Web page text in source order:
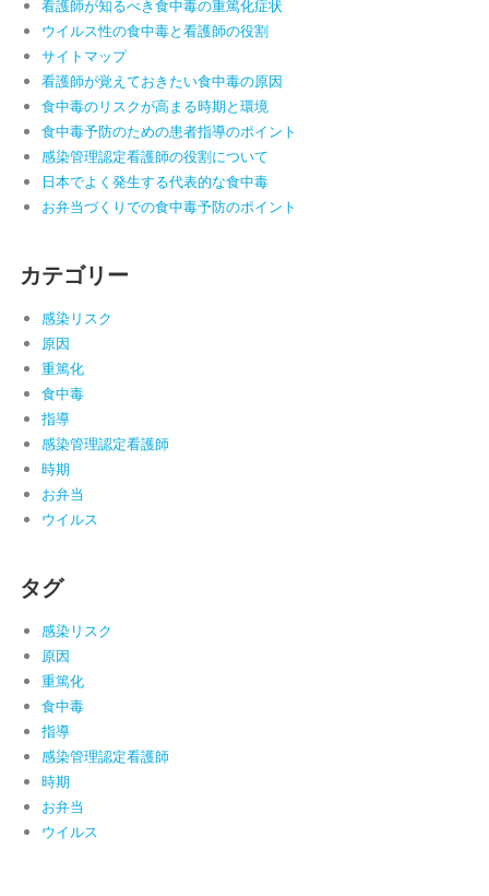
看護師が知るべき食中毒の重篤化症状
ウイルス性の食中毒と看護師の役割
サイトマップ
看護師が覚えておきたい食中毒の原因
食中毒のリスクが高まる時期と環境
食中毒予防のための患者指導のポイント
感染管理認定看護師の役割について
日本でよく発生する代表的な食中毒
お弁当づくりでの食中毒予防のポイント
カテゴリー
感染リスク
原因
重篤化
食中毒
指導
感染管理認定看護師
時期
お弁当
ウイルス
タグ
感染リスク
原因
重篤化
食中毒
指導
感染管理認定看護師
時期
お弁当
ウイルス